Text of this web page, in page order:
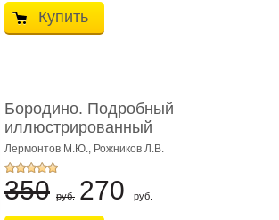
Купить
Бородино. Подробный
иллюстрированный
коммент� ...
Лермонтов М.Ю., Рожников Л.В.
350 руб. 270 руб.